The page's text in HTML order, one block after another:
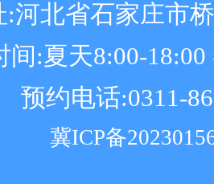
:河北省石家庄市
间:夏天8:00-18:00
预约电话:0311-
冀ICP备